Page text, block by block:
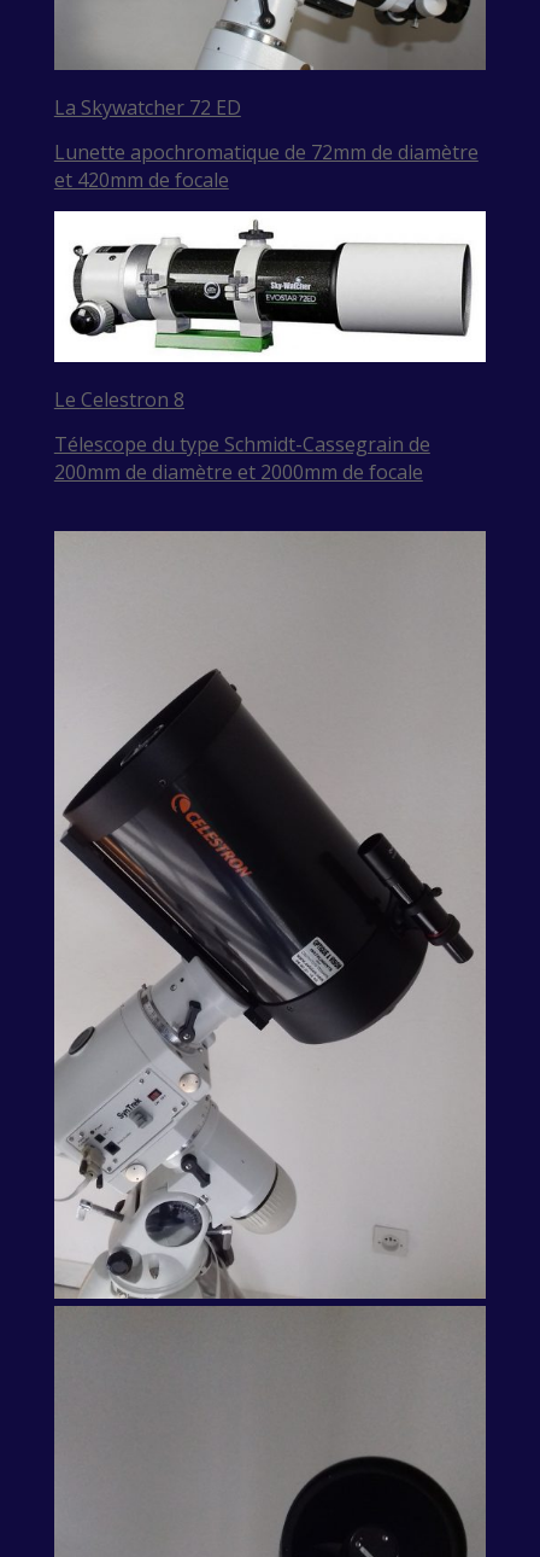
La Skywatcher 72 ED
Lunette apochromatique de 72mm de diamètre
et 420mm de focale
Le Celestron 8
Télescope du type Schmidt-Cassegrain de
200mm de diamètre et 2000mm de focale